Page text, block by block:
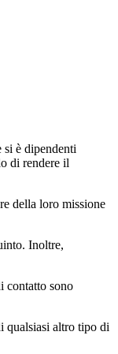
si è dipendenti
di rendere il
della loro missione
Inoltre,
contatto sono
qualsiasi altro tipo di